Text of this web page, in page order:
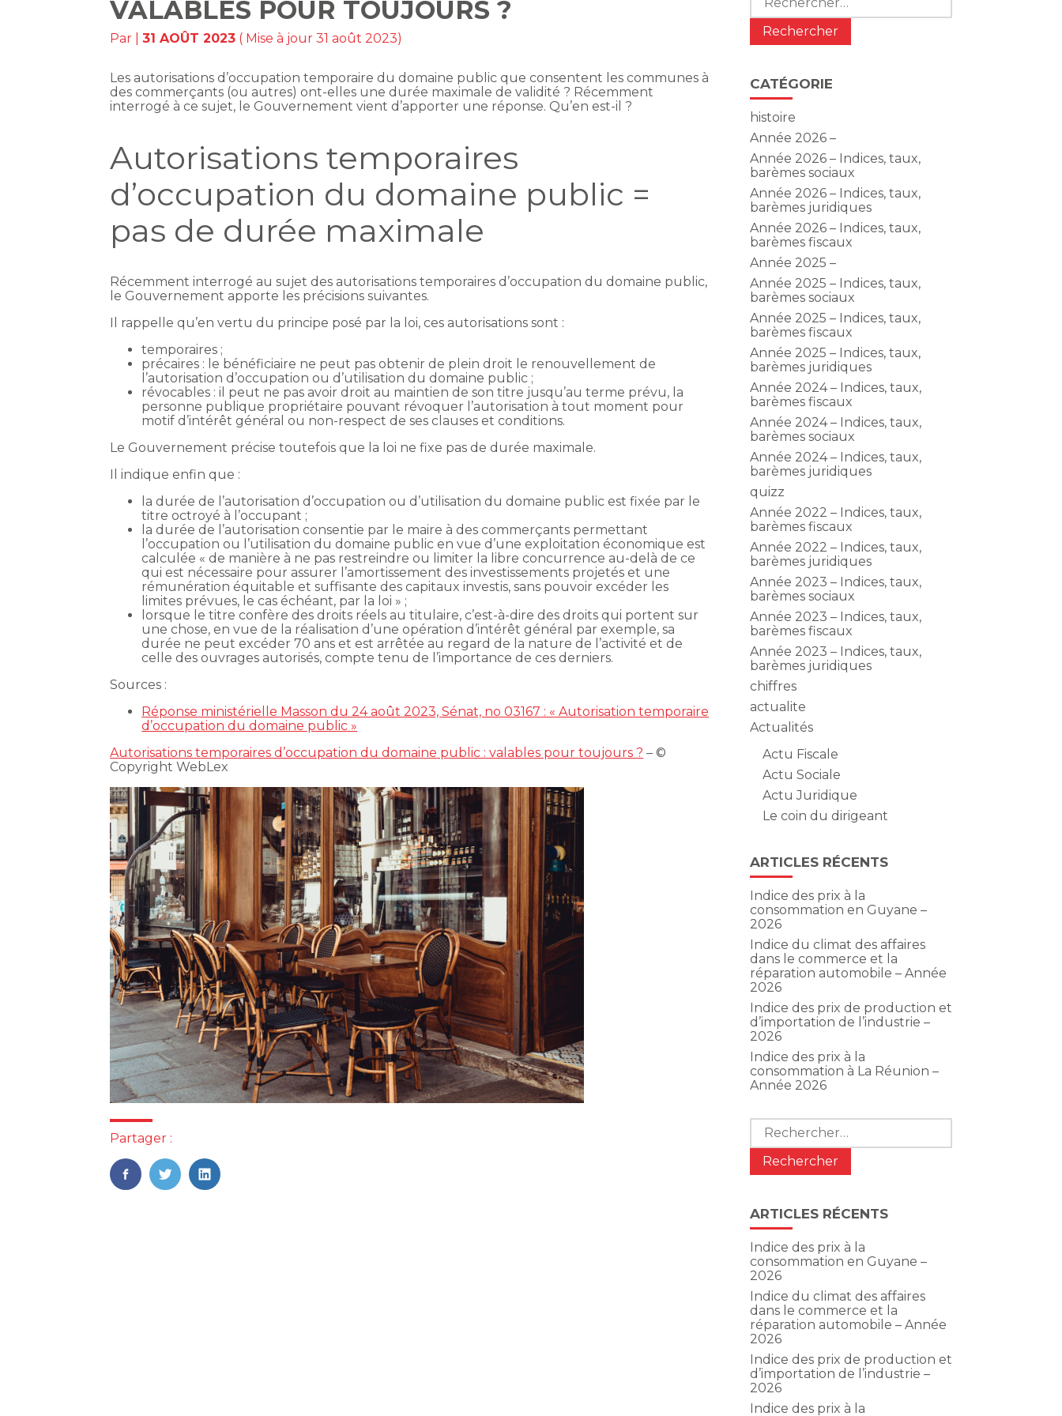
VALABLES POUR TOUJOURS ?
Par |31 AOÛT 2023 ( Mise à jour 31 août 2023)
Les autorisations d’occupation temporaire du domaine public que consentent les communes à
des commerçants (ou autres) ont-elles une durée maximale de validité ? Récemment
interrogé à ce sujet, le Gouvernement vient d’apporter une réponse. Qu’en est-il ?
Autorisations temporaires
d’occupation du domaine public =
pas de durée maximale
Récemment interrogé au sujet des autorisations temporaires d’occupation du domaine public,
le Gouvernement apporte les précisions suivantes.
Il rappelle qu’en vertu du principe posé par la loi, ces autorisations sont :
temporaires ;
précaires : le bénéficiaire ne peut pas obtenir de plein droit le renouvellement de
l’autorisation d’occupation ou d’utilisation du domaine public ;
révocables : il peut ne pas avoir droit au maintien de son titre jusqu’au terme prévu, la
personne publique propriétaire pouvant révoquer l’autorisation à tout moment pour
motif d’intérêt général ou non-respect de ses clauses et conditions.
Le Gouvernement précise toutefois que la loi ne fixe pas de durée maximale.
Il indique enfin que :
la durée de l’autorisation d’occupation ou d’utilisation du domaine public est fixée par le
titre octroyé à l’occupant ;
la durée de l’autorisation consentie par le maire à des commerçants permettant
l’occupation ou l’utilisation du domaine public en vue d’une exploitation économique est
calculée « de manière à ne pas restreindre ou limiter la libre concurrence au-delà de ce
qui est nécessaire pour assurer l’amortissement des investissements projetés et une
rémunération équitable et suffisante des capitaux investis, sans pouvoir excéder les
limites prévues, le cas échéant, par la loi » ;
lorsque le titre confère des droits réels au titulaire, c’est-à-dire des droits qui portent sur
une chose, en vue de la réalisation d’une opération d’intérêt général par exemple, sa
durée ne peut excéder 70 ans et est arrêtée au regard de la nature de l’activité et de
celle des ouvrages autorisés, compte tenu de l’importance de ces derniers.
Sources :
Réponse ministérielle Masson du 24 août 2023, Sénat, no 03167 : « Autorisation temporaire
d’occupation du domaine public »
Autorisations temporaires d’occupation du domaine public : valables pour toujours ? – ©
Copyright WebLex
Partager :
FaceBook
TwitterLinkedIn
CATÉGORIE
histoire
Année 2026 –
Année 2026 – Indices, taux,
barèmes sociaux
Année 2026 – Indices, taux,
barèmes juridiques
Année 2026 – Indices, taux,
barèmes fiscaux
Année 2025 –
Année 2025 – Indices, taux,
barèmes sociaux
Année 2025 – Indices, taux,
barèmes fiscaux
Année 2025 – Indices, taux,
barèmes juridiques
Année 2024 – Indices, taux,
barèmes fiscaux
Année 2024 – Indices, taux,
barèmes sociaux
Année 2024 – Indices, taux,
barèmes juridiques
quizz
Année 2022 – Indices, taux,
barèmes fiscaux
Année 2022 – Indices, taux,
barèmes juridiques
Année 2023 – Indices, taux,
barèmes sociaux
Année 2023 – Indices, taux,
barèmes fiscaux
Année 2023 – Indices, taux,
barèmes juridiques
chiffres
actualite
Actualités
Actu Fiscale
Actu Sociale
Actu Juridique
Le coin du dirigeant
ARTICLES RÉCENTS
Indice des prix à la
consommation en Guyane –
2026
Indice du climat des affaires
dans le commerce et la
réparation automobile – Année
2026
Indice des prix de production et
d’importation de l’industrie –
2026
Indice des prix à la
consommation à La Réunion –
Année 2026
Rechercher :
ARTICLES RÉCENTS
Indice des prix à la
consommation en Guyane –
2026
Indice du climat des affaires
dans le commerce et la
réparation automobile – Année
2026
Indice des prix de production et
d’importation de l’industrie –
2026
Indice des prix à la